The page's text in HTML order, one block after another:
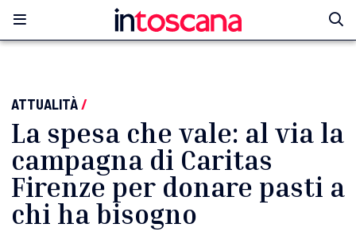
ATTUALITÀ/
La spesa che vale: al via la
campagna di Caritas
Firenze per donare pasti a
chi ha bisogno